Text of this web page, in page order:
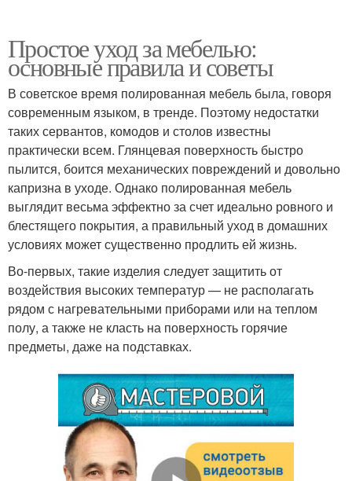
Простое уход за мебелью:
основные правила и советы
В советское время полированная мебель была, говоря
современным языком, в тренде. Поэтому недостатки
таких сервантов, комодов и столов известны
практически всем. Глянцевая поверхность быстро
пылится, боится механических повреждений и довольно
капризна в уходе. Однако полированная мебель
выглядит весьма эффектно за счет идеально ровного и
блестящего покрытия, а правильный уход в домашних
условиях может существенно продлить ей жизнь.
Во-первых, такие изделия следует защитить от
воздействия высоких температур — не располагать
рядом с нагревательными приборами или на теплом
полу, а также не класть на поверхность горячие
предметы, даже на подставках.